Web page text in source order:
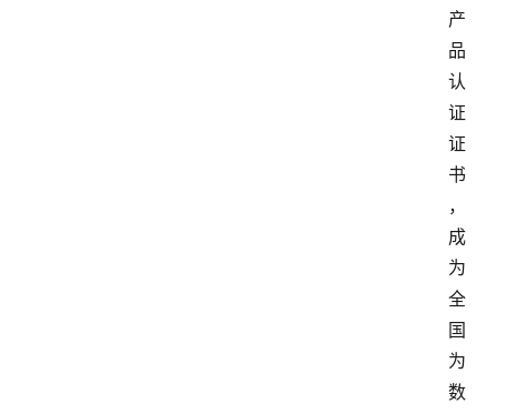
产
品
认
证
证
书
，
成
为
全
国
为
数